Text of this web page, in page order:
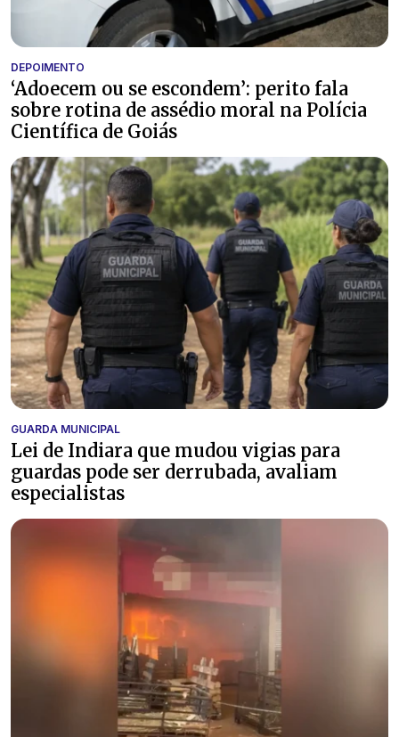
DEPOIMENTO
‘Adoecem ou se escondem’: perito fala
sobre rotina de assédio moral na Polícia
Científica de Goiás
GUARDA MUNICIPAL
Lei de Indiara que mudou vigias para
guardas pode ser derrubada, avaliam
especialistas